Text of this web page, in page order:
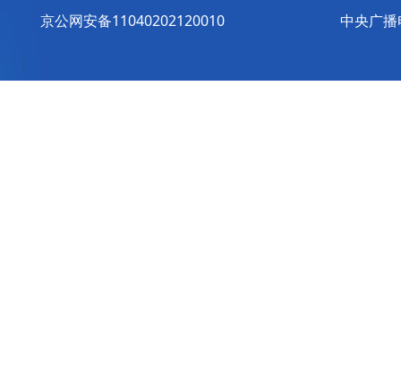
京公网安备11040202120010 中央广